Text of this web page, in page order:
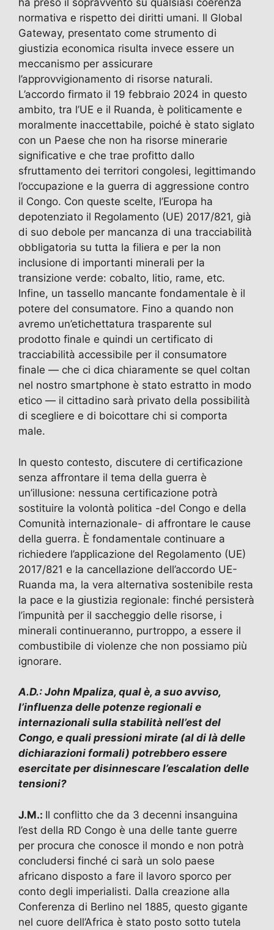
ha preso il sopravvento su qualsiasi coerenza
normativa e rispetto dei diritti umani. Il Global
Gateway, presentato come strumento di
giustizia economica risulta invece essere un
meccanismo per assicurare
l’approvvigionamento di risorse naturali.
L’accordo firmato il 19 febbraio 2024 in questo
ambito, tra l’UE e il Ruanda, è politicamente e
moralmente inaccettabile, poiché è stato siglato
con un Paese che non ha risorse minerarie
significative e che trae profitto dallo
sfruttamento dei territori congolesi, legittimando
l’occupazione e la guerra di aggressione contro
il Congo. Con queste scelte, l’Europa ha
depotenziato il Regolamento (UE) 2017/821, già
di suo debole per mancanza di una tracciabilità
obbligatoria su tutta la filiera e per la non
inclusione di importanti minerali per la
transizione verde: cobalto, litio, rame, etc.
Infine, un tassello mancante fondamentale è il
potere del consumatore. Fino a quando non
avremo un’etichettatura trasparente sul
prodotto finale e quindi un certificato di
tracciabilità accessibile per il consumatore
finale — che ci dica chiaramente se quel coltan
nel nostro smartphone è stato estratto in modo
etico — il cittadino sarà privato della possibilità
di scegliere e di boicottare chi si comporta
male.
In questo contesto, discutere di certificazione
senza affrontare il tema della guerra è
un’illusione: nessuna certificazione potrà
sostituire la volontà politica -del Congo e della
Comunità internazionale- di affrontare le cause
della guerra. È fondamentale continuare a
richiedere l’applicazione del Regolamento (UE)
2017/821 e la cancellazione dell’accordo UE-
Ruanda ma, la vera alternativa sostenibile resta
la pace e la giustizia regionale: finché persisterà
l’impunità per il saccheggio delle risorse, i
minerali continueranno, purtroppo, a essere il
combustibile di violenze che non possiamo più
ignorare.
A.D.: John Mpaliza, qual è, a suo avviso,
l’influenza delle potenze regionali e
internazionali sulla stabilità nell’est del
Congo, e quali pressioni mirate (al di là delle
dichiarazioni formali) potrebbero essere
esercitate per disinnescare l’escalation delle
tensioni?
J.M.: Il conflitto che da 3 decenni insanguina
l’est della RD Congo è una delle tante guerre
per procura che conosce il mondo e non potrà
concludersi finché ci sarà un solo paese
africano disposto a fare il lavoro sporco per
conto degli imperialisti. Dalla creazione alla
Conferenza di Berlino nel 1885, questo gigante
nel cuore dell’Africa è stato posto sotto tutela